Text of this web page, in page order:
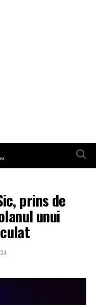
prins de
unui